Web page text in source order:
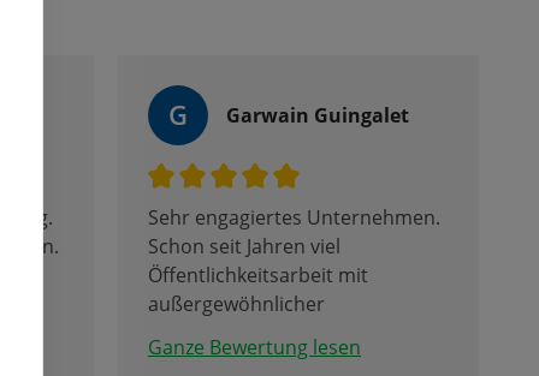
G Garwain Guingalet
Sehr engagiertes Unternehmen.
Schon seit Jahren viel
Öffentlichkeitsarbeit mit
außergewöhnlicher
Kundenorientierung. Das hat
sich bis weit über die
Ganze Bewertung lesen